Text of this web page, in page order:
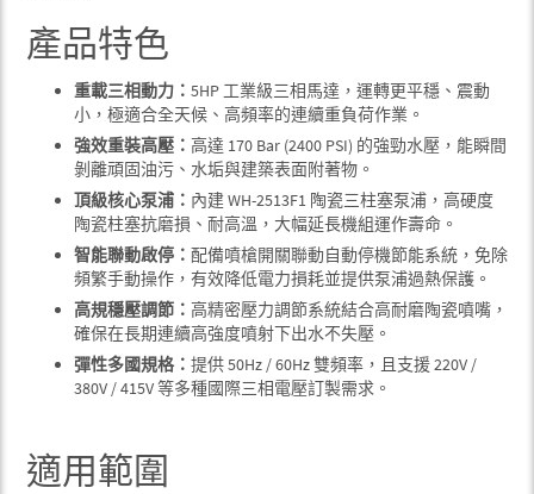
產品特色
重載三相動力： 5HP 工業級三相馬達，運轉更平穩、震動
小，極適合全天候、高頻率的連續重負荷作業。
強效重裝高壓： 高達 170 Bar (2400 PSI) 的強勁水壓，能瞬間
剝離頑固油污、水垢與建築表面附著物。
頂級核心泵浦： 內建 WH-2513F1 陶瓷三柱塞泵浦，高硬度
陶瓷柱塞抗磨損、耐高溫，大幅延長機組運作壽命。
智能聯動啟停： 配備噴槍開關聯動自動停機節能系統，免除
頻繁手動操作，有效降低電力損耗並提供泵浦過熱保護。
高規穩壓調節： 高精密壓力調節系統結合高耐磨陶瓷噴嘴，
確保在長期連續高強度噴射下出水不失壓。
彈性多國規格： 提供 50Hz / 60Hz 雙頻率，且支援 220V /
380V / 415V 等多種國際三相電壓訂製需求。
適用範圍